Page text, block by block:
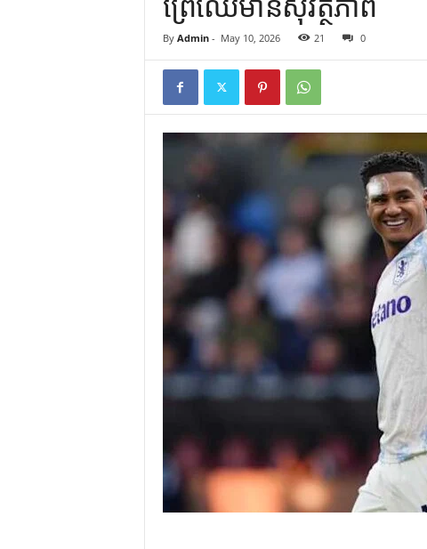
By Admin- May 10, 2026 21 0